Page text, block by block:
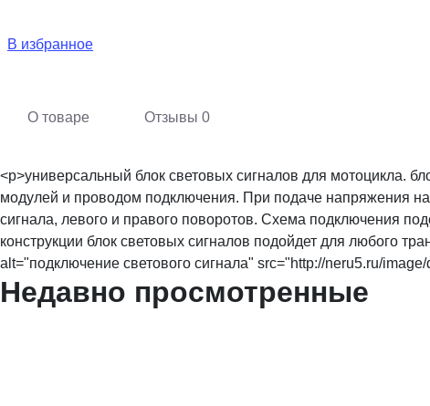
В избранное
О товаре Отзывы 0
<p>универсальный блок световых сигналов для мотоцикла.
модулей и проводом подключения. При подаче напряжения
сигнала, левого и правого поворотов. Схема подключения
конструкции блок световых сигналов подойдет для любого
alt="подключение светового сигнала" src="http://neru5.ru/
Недавно просмотренные